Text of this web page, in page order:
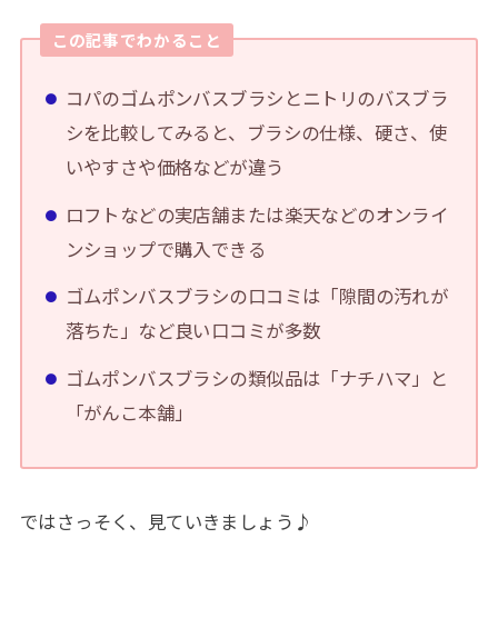
この記事でわかること
コパのゴムポンバスブラシとニトリのバスブラ
シを比較してみると、ブラシの仕様、硬さ、使
いやすさや価格などが違う
ロフトなどの実店舗または楽天などのオンライ
ンショップで購入できる
ゴムポンバスブラシの口コミは「隙間の汚れが
落ちた」など良い口コミが多数
ゴムポンバスブラシの類似品は「ナチハマ」と
「がんこ本舗」
ではさっそく、見ていきましょう♪